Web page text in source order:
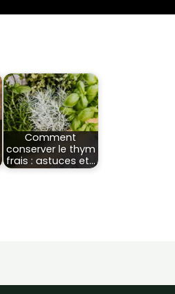
Comment
conserver le thym
frais : astuces et…